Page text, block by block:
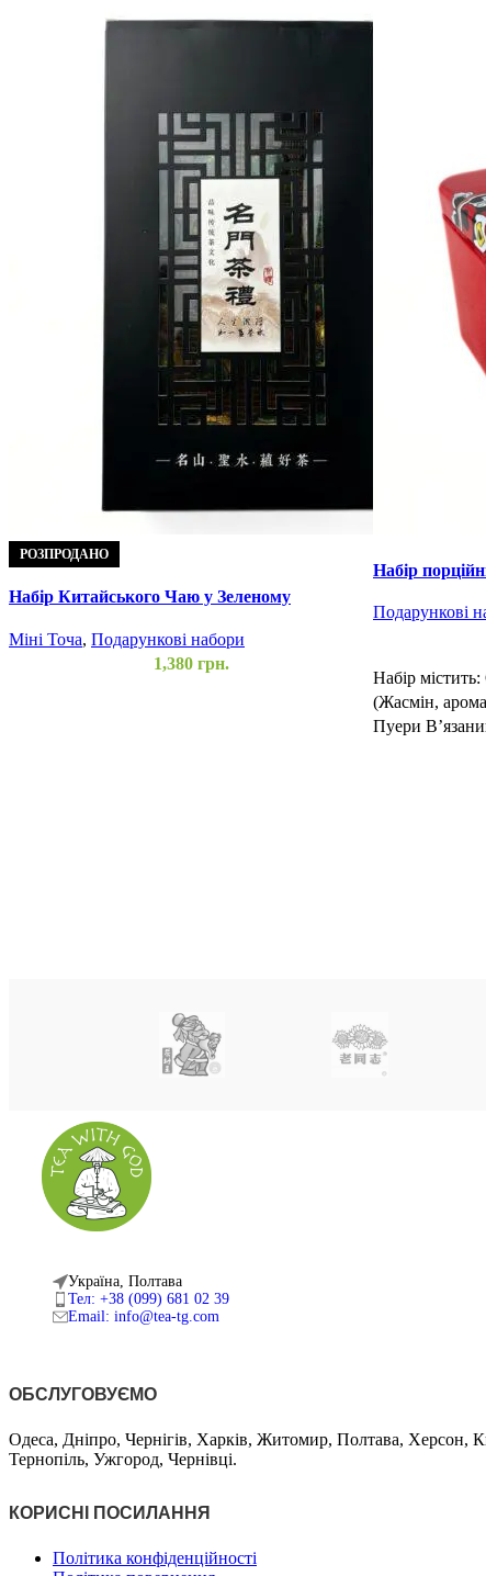
РОЗПРОДАНО
Набір Китайського Чаю у Зеленому
Міні Точа, Подарункові набори
1,380грн.
Набір
Подарункові
Набір
(Жасмін,
Пуери
Україна, Полтава
Тел: +38 (099) 681 02 39
Email: info@tea-tg.com
ОБСЛУГОВУЄМО
Одеса, Дніпро, Чернігів, Харків, Житомир, Полтава, Херсон,
Тернопіль, Ужгород, Чернівці.
КОРИСНІ ПОСИЛАННЯ
Політика конфіденційності